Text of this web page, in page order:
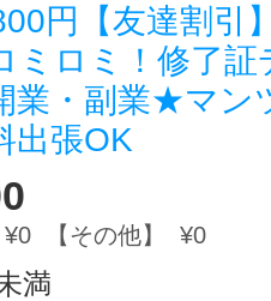
円【友達割引
ミロミ！修了
業・副業★マン
出張OK
¥0 【その他】 ¥0
満